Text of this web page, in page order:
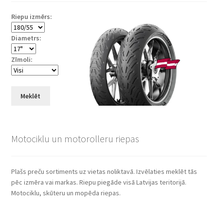
Riepu izmērs:
Diametrs:
Zīmoli:
Meklēt
Motociklu un motorolleru riepas
Plašs preču sortiments uz vietas noliktavā. Izvēlaties meklēt tās
pēc izmēra vai markas. Riepu piegāde visā Latvijas teritorijā.
Motociklu, skūteru un mopēda riepas.